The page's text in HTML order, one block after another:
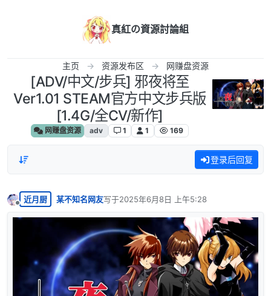
真紅の資源討論組
主页 资源发布区 网赚盘资源
[ADV/中文/步兵] 邪夜将至
Ver1.01 STEAM官方中文步兵版
[1.4G/全CV/新作]
网赚盘资源 adv 1 1 169
登录后回复
离线
近月厨 某不知名网友写于2025年6月8日 上午5:28
最后由 编辑